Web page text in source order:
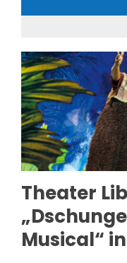
Theater
Musical“